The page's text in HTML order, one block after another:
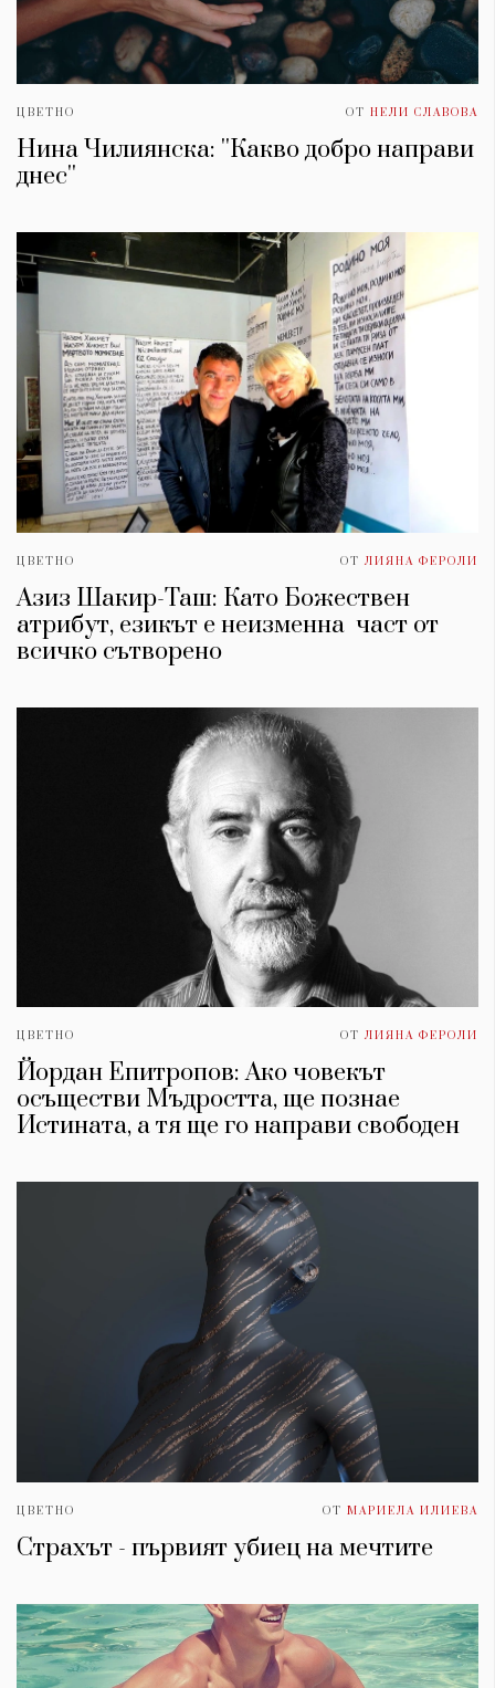
ЦВЕТНО ОТ НЕЛИ СЛАВОВА
Нина Чилиянска: ''Какво добро направи
днес''
ЦВЕТНО ОТ ЛИЯНА ФЕРОЛИ
Азиз Шакир-Таш: Като Божествен
атрибут, езикът е неизменна част от
всичко сътворено
ЦВЕТНО ОТ ЛИЯНА ФЕРОЛИ
Йордан Епитропов: Ако човекът
осъществи Мъдростта, ще познае
Истината, а тя ще го направи свободен
ЦВЕТНО ОТ МАРИЕЛА ИЛИЕВА
Страхът - първият убиец на мечтите